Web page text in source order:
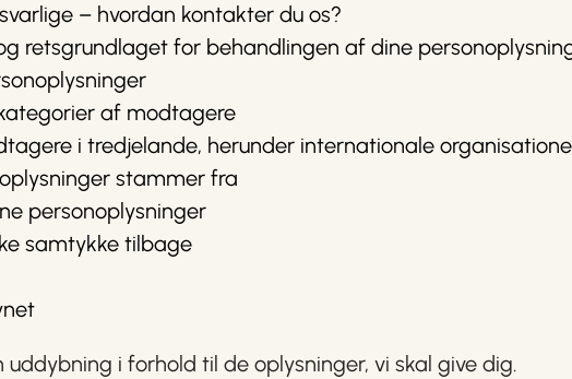
– hvordan kontakter du os?
retsgrundlaget for behandlingen af dine
af modtagere
i tredjelande, herunder internationale
stammer fra
personoplysninger
samtykke tilbage
i forhold til de oplysninger, vi skal give dig.